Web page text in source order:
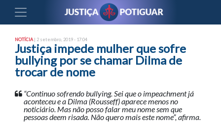
NOTÍCIA | 2 setembro, 2019 - 17:04
Justiça impede mulher que sofre
bullying por se chamar Dilma de
trocar de nome
“Continuo sofrendo bullying. Sei que o impeachment já
aconteceu e a Dilma (Rousseff) aparece menos no
noticiário. Mas não posso falar meu nome sem que
pessoas deem risada. Não quero mais este nome”, afirma.